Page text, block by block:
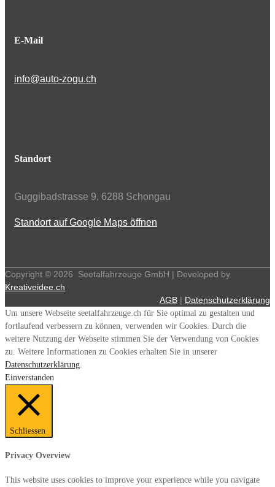
E-Mail
info@auto-zogu.ch
Standort
Guggibadstrasse 9, 6288 Schongau
Standort auf Google Maps öffnen
Copyright © 2026
Seetalfahrzeuge GmbH | Developed by
Kreativeidee.ch
AGB | Datenschutzerklärung
Um unsere Webseite seetalfahrzeuge.ch für Sie optimal zu gestalten und
fortlaufend verbessern zu können, verwenden wir Cookies. Durch die
weitere Nutzung der Webseite stimmen Sie der Verwendung von Cookies
zu. Weitere Informationen zu Cookies erhalten Sie in unserer
Datenschutzerklärung
Einverstanden
Schliessen
Privacy Overview
This website uses cookies to improve your experience while you navigate